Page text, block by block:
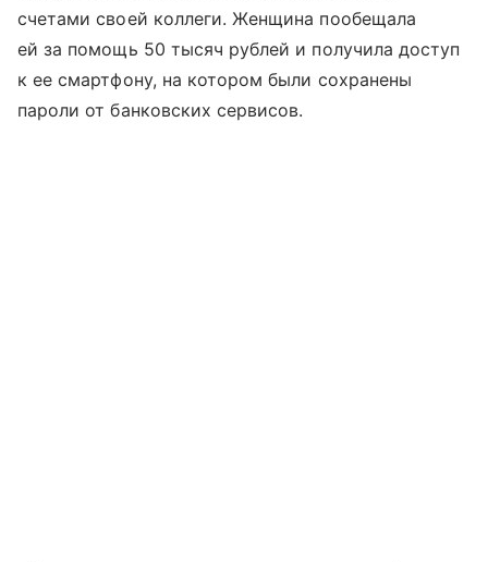
счетами своей коллеги. Женщина пообещала
ей за помощь 50 тысяч рублей и получила доступ
к ее смартфону, на котором были сохранены
пароли от банковских сервисов.